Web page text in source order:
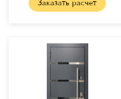
Заказать расчет